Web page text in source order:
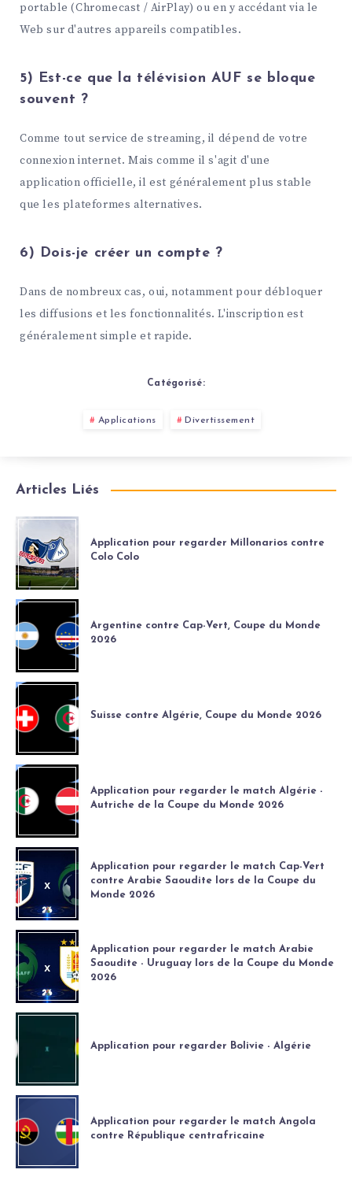
portable (Chromecast / AirPlay) ou en y accédant via le
Web sur d'autres appareils compatibles.
5) Est-ce que la télévision AUF se bloque
souvent ?
Comme tout service de streaming, il dépend de votre
connexion internet. Mais comme il s'agit d'une
application officielle, il est généralement plus stable
que les plateformes alternatives.
6) Dois-je créer un compte ?
Dans de nombreux cas, oui, notamment pour débloquer
les diffusions et les fonctionnalités. L'inscription est
généralement simple et rapide.
Catégorisé:
Applications Divertissement
Articles Liés
Application pour regarder Millonarios contre
Colo Colo
Argentine contre Cap-Vert, Coupe du Monde
2026
Suisse contre Algérie, Coupe du Monde 2026
Application pour regarder le match Algérie -
Autriche de la Coupe du Monde 2026
Application pour regarder le match Cap-Vert
contre Arabie Saoudite lors de la Coupe du
Monde 2026
Application pour regarder le match Arabie
Saoudite - Uruguay lors de la Coupe du Monde
2026
Application pour regarder Bolivie - Algérie
Application pour regarder le match Angola
contre République centrafricaine